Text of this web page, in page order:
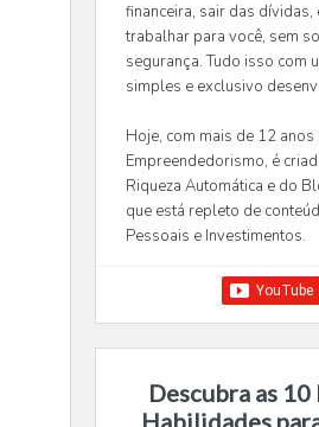
financeira, sair das dívidas,
trabalhar para você, sem
segurança. Tudo isso com
simples e exclusivo
Hoje, com mais de 12
Empreendedorismo, é
Riqueza Automática e do
que está repleto de
Pessoais e Investimentos.
Descubra as
Habilidades